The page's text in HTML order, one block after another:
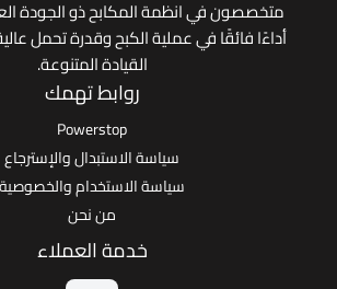
في انظمة المكابح ذو الجودة العالية التي تضمن
في عملية الكبح وقدرة تحمل عالية في ظل ظروف
القيادة المتنوعة.
سياسة الاستبدال والإسترجاع
سياسة الاستخدام والخصوصية
خدمة العملاء